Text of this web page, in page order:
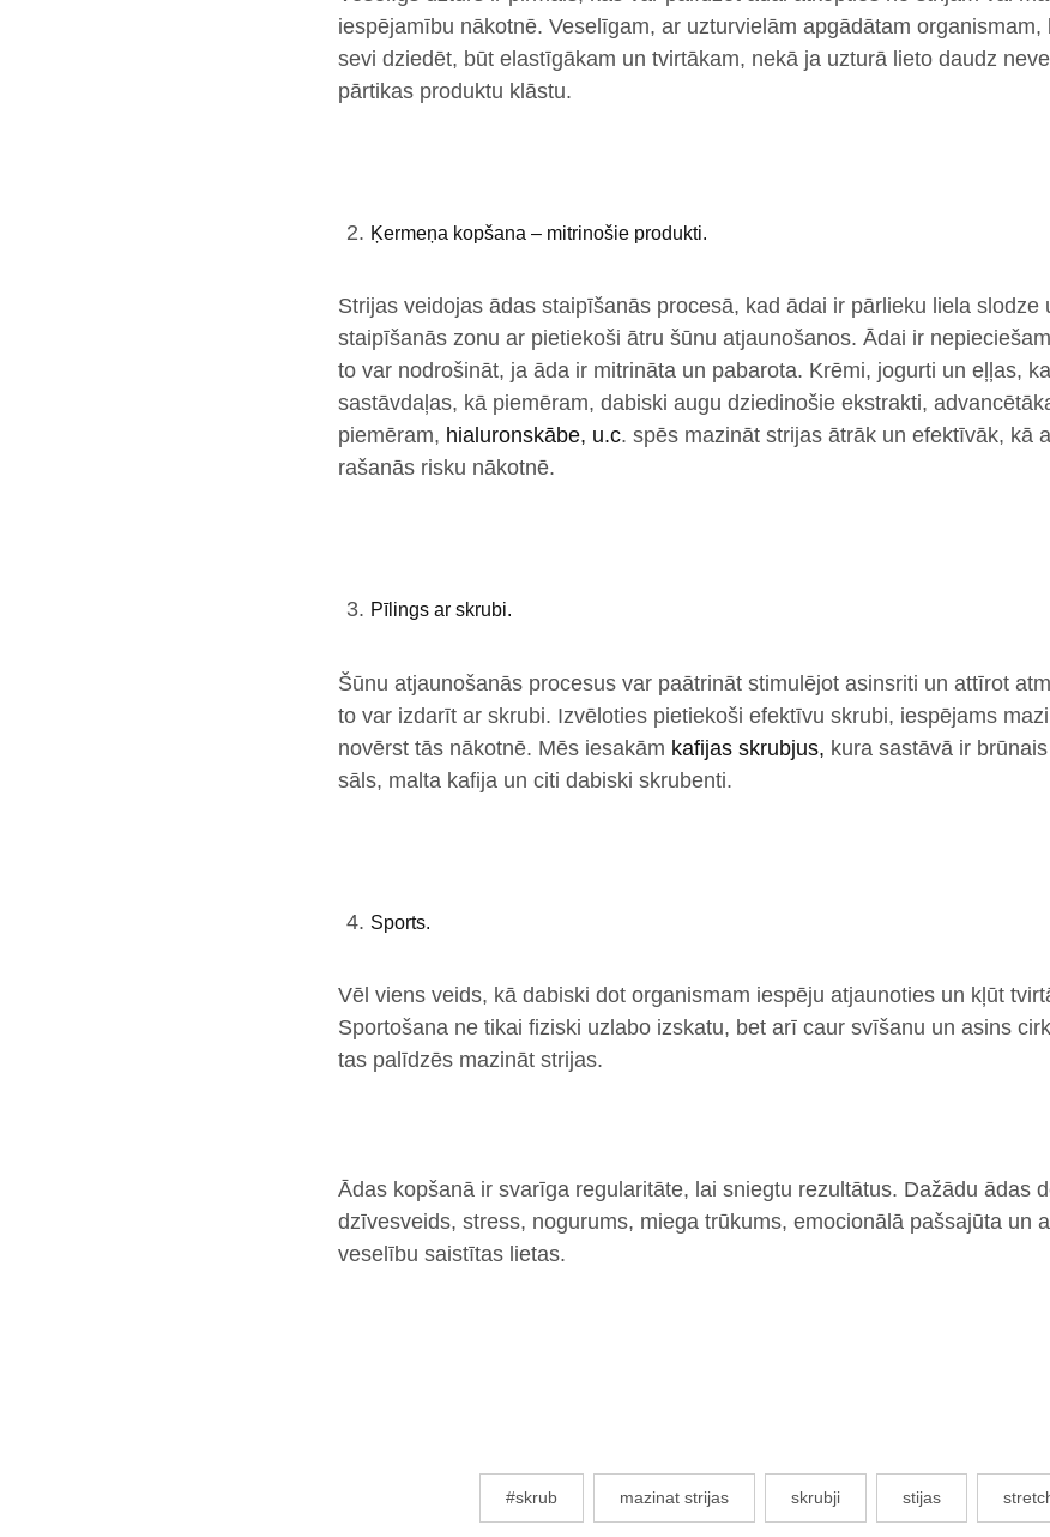
iespējamību nākotnē. Veselīgam, ar uzturvielām apgādātam
sevi dziedēt, būt elastīgākam un tvirtākam, nekā ja uzturā lieto daudz
pārtikas produktu klāstu.
Ķermeņa kopšana – mitrinošie produkti.
Strijas veidojas ādas staipīšanās procesā, kad ādai ir pārlieku liela slodze
staipīšanās zonu ar pietiekoši ātru šūnu atjaunošanos. Ādai ir
to var nodrošināt, ja āda ir mitrināta un pabarota. Krēmi, jogurti un eļļas,
sastāvdaļas, kā piemēram, dabiski augu dziedinošie ekstrakti,
piemēram, hialuronskābe, u.c. spēs mazināt strijas ātrāk un efektīvāk, kā
rašanās risku nākotnē.
Pīlings ar skrubi.
Šūnu atjaunošanās procesus var paātrināt stimulējot asinsriti un attīrot
to var izdarīt ar skrubi. Izvēloties pietiekoši efektīvu skrubi, iespējams
novērst tās nākotnē. Mēs iesakām kafijas skrubjus, kura sastāvā ir
sāls, malta kafija un citi dabiski skrubenti.
Sports.
Vēl viens veids, kā dabiski dot organismam iespēju atjaunoties un kļūt
Sportošana ne tikai fiziski uzlabo izskatu, bet arī caur svīšanu un asins
tas palīdzēs mazināt strijas.
Ādas kopšanā ir svarīga regularitāte, lai sniegtu rezultātus. Dažādu ādas
dzīvesveids, stress, nogurums, miega trūkums, emocionālā pašsajūta un
veselību saistītas lietas.
#skrub mazinat strijas skrubji stijas